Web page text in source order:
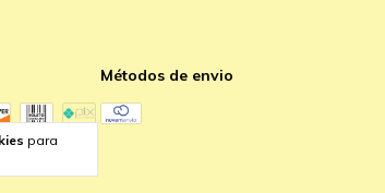
para
Métodos de envio